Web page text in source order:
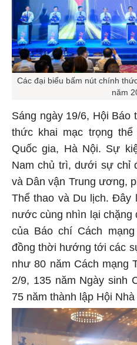
Các đại biểu bấm nút chính
năm
Sáng ngày 19/6, Hội Báo
thức khai mạc trọng
Quốc gia, Hà Nội. Sự
Nam chủ trì, dưới sự chỉ
và Dân vận Trung ương,
Thể thao và Du lịch. Đây
nước cùng nhìn lại chặng
của Báo chí Cách
đồng thời hướng tới các
như 80 năm Cách mạng
2/9, 135 năm Ngày sinh
75 năm thành lập Hội